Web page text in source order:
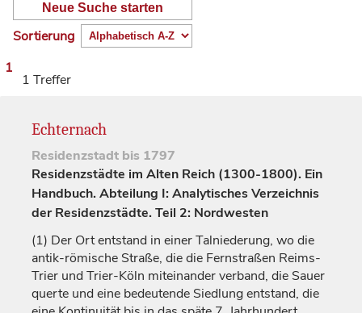
Neue Suche starten
Sortierung
1
1 Treffer
Echternach
Residenzstadt bis 1797
Residenzstädte im Alten Reich (1300-1800). Ein
Handbuch. Abteilung I: Analytisches Verzeichnis
der Residenzstädte. Teil 2: Nordwesten
(1) Der Ort entstand in einer Talniederung, wo die
antik-römische Straße, die die Fernstraßen Reims-
Trier und Trier-Köln miteinander verband, die Sauer
querte und eine bedeutende Siedlung entstand, die